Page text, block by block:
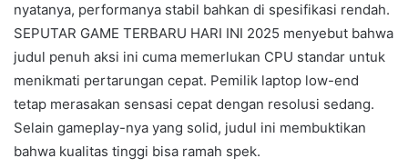
nyatanya, performanya stabil bahkan di spesifikasi rendah.
SEPUTAR GAME TERBARU HARI INI 2025 menyebut bahwa
judul penuh aksi ini cuma memerlukan CPU standar untuk
menikmati pertarungan cepat. Pemilik laptop low-end
tetap merasakan sensasi cepat dengan resolusi sedang.
Selain gameplay-nya yang solid, judul ini membuktikan
bahwa kualitas tinggi bisa ramah spek.